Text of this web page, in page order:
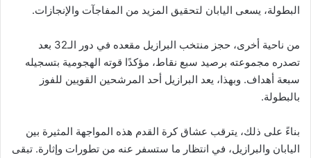
البطولة، يسعى اليابان لتحقيق المزيد من المفاجآت والإنجازات.
من ناحية أخرى، حجز منتخب البرازيل مقعده في دور الـ32 بعد
تصدره مجموعته برصيد سبع نقاط، مؤكدًا قوته الهجومية بتسجيله
سبعة أهداف. وبهذا، يعد البرازيل أحد المرشحين القويين للفوز
بالبطولة.
بناءً على ذلك، يترقب عشاق كرة القدم هذه المواجهة المثيرة بين
اليابان والبرازيل، في انتظار ما ستسفر عنه من تطورات وإثارة. تبقى